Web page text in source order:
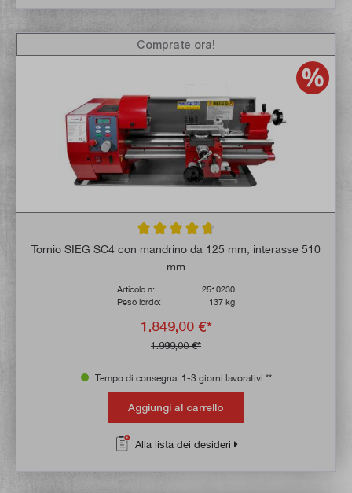
Valutazione media di 4.8 su 5 stelle
Tornio SIEG SC4 con mandrino da 125 mm, interasse 510
mm
Articolo n:
2510230
Peso lordo:
137 kg
1.849,00 €*
1.999,00 €*
Comprate ora!
Tempo di consegna: 1-3 giorni lavorativi **
Aggiungi al carrello
Alla lista dei desideri